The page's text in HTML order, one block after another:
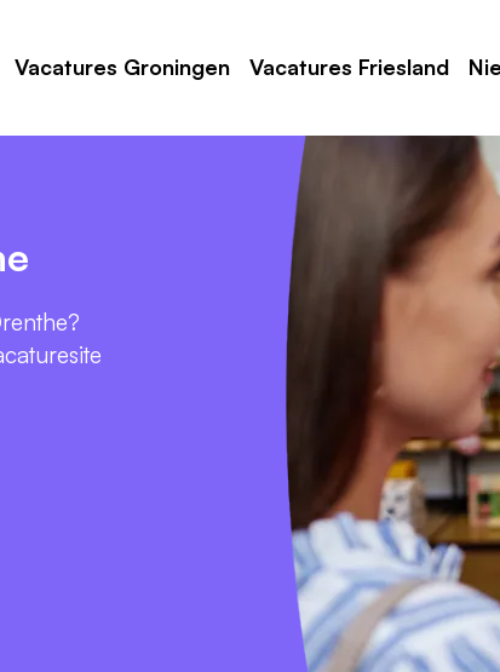
Vacatures Groningen Vacatures Friesland